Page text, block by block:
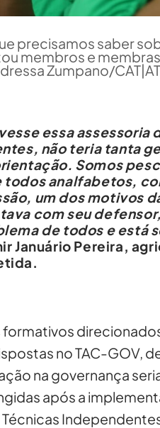
precisamos saber
membros e
Zumpano/
essa
não teria tanta
Somos
todos analfabetos,
um dos motivos
com seu
de todos e está
Januário Pereira,
no TAC-GOV,
na governança
após a